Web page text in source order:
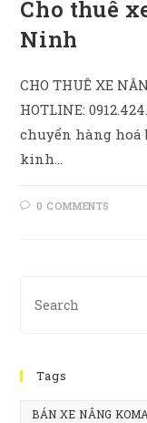
Cho thuê
Ninh
CHO THUÊ XE
HOTLINE:
chuyển hàng hoá
kinh…
0 COMMENTS
Tags
BÁN XE NÂNG